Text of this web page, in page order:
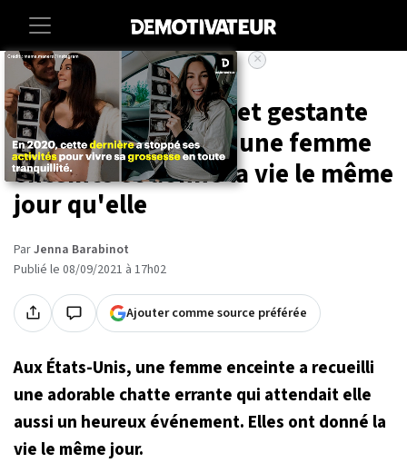
Accueil Societe Animaux
Une chatte errante et gestante
trouve refuge chez une femme
enceinte et donne la vie le même
jour qu'elle
ParJenna Barabinot
Publié le 08/09/2021 à 17h02
Ajouter comme source préférée
×
Aux États-Unis, une femme enceinte a recueilli
une adorable chatte errante qui attendait elle
aussi un heureux événement. Elles ont donné la
vie le même jour.